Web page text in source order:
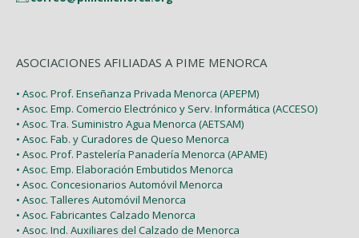
ASOCIACIONES AFILIADAS A PIME MENORCA
• Asoc. Prof. Enseñanza Privada Menorca (APEPM)
• Asoc. Emp. Comercio Electrónico y Serv. Informática (ACCESO)
• Asoc. Tra. Suministro Agua Menorca (AETSAM)
• Asoc. Fab. y Curadores de Queso Menorca
• Asoc. Prof. Pastelería Panadería Menorca (APAME)
• Asoc. Emp. Elaboración Embutidos Menorca
• Asoc. Concesionarios Automóvil Menorca
• Asoc. Talleres Automóvil Menorca
• Asoc. Fabricantes Calzado Menorca
• Asoc. Ind. Auxiliares del Calzado de Menorca